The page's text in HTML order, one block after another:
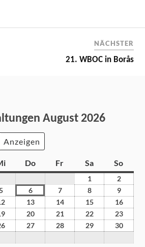
NÄCHSTER
21. WBOC in Borås
August 2026
Do Fr Sa So
1
2
6 7 8
9
13 14 15
16
20 21 22
23
27 28 29
30